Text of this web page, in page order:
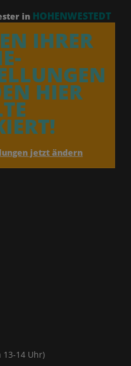
in HOHENWESTEDT
IHRER
HIER
jetzt ändern
13-14 Uhr)